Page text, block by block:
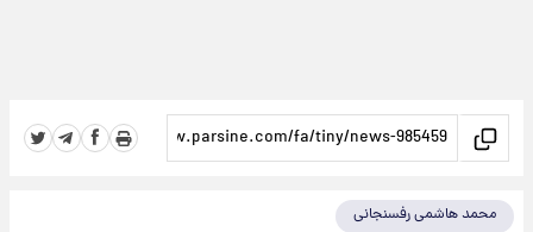
محمد هاشمی رفسنجانی